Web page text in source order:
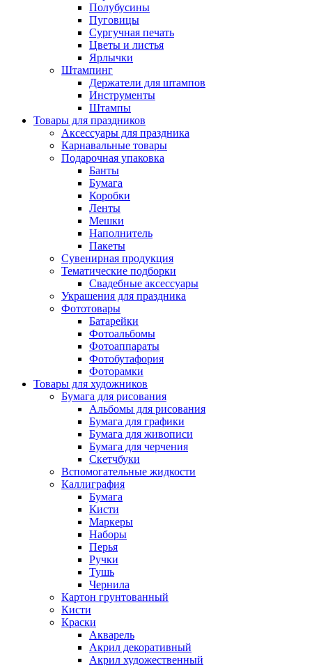
Полубусины
Пуговицы
Сургучная печать
Цветы и листья
Ярлычки
Штампинг
Держатели для штампов
Инструменты
Штампы
Товары для праздников
Аксессуары для праздника
Карнавальные товары
Подарочная упаковка
Банты
Бумага
Коробки
Ленты
Мешки
Наполнитель
Пакеты
Сувенирная продукция
Тематические подборки
Свадебные аксессуары
Украшения для праздника
Фототовары
Батарейки
Фотоальбомы
Фотоаппараты
Фотобутафория
Фоторамки
Товары для художников
Бумага для рисования
Альбомы для рисования
Бумага для графики
Бумага для живописи
Бумага для черчения
Скетчбуки
Вспомогательные жидкости
Каллиграфия
Бумага
Кисти
Маркеры
Наборы
Перья
Ручки
Тушь
Чернила
Картон грунтованный
Кисти
Краски
Акварель
Акрил декоративный
Акрил художественный